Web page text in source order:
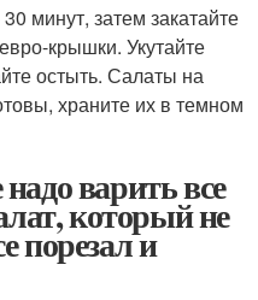
минут, затем закатайте
крышки. Укутайте
остыть. Салаты на
храните их в темном
варить все
который не
порезал и